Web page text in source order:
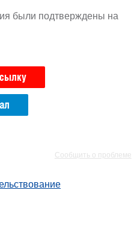
были подтверждены на
Сообщить о проблеме